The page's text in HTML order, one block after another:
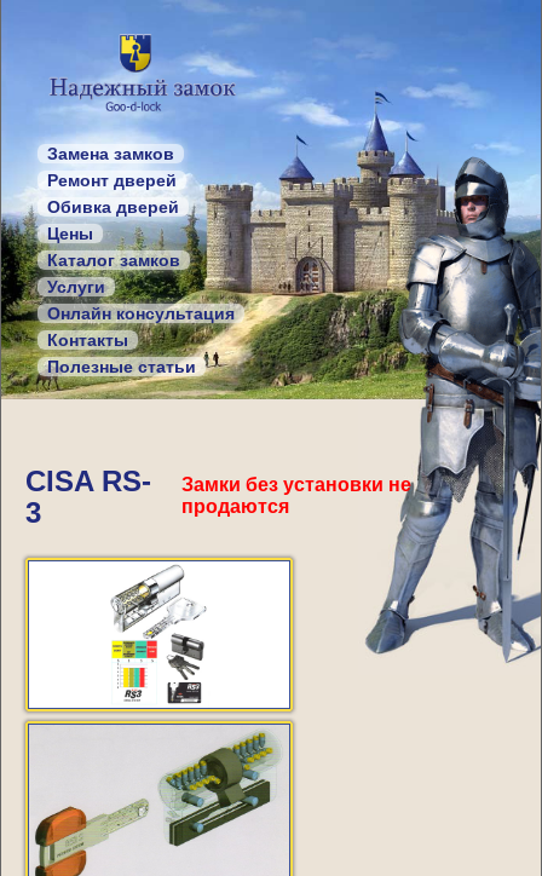
Замена замков
Ремонт дверей
Обивка дверей
Цены
Каталог замков
Услуги
Онлайн консультация
Контакты
Полезные статьи
CISA RS-
3
Замки без установки не
продаются